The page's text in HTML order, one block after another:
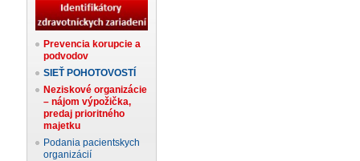
Prevencia korupcie a
podvodov
SIEŤ POHOTOVOSTÍ
Neziskové organizácie
– nájom výpožička,
predaj prioritného
majetku
Podania pacientskych
organizácií